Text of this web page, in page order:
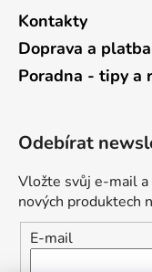
Kontakty
Doprava a platba
Poradna - tipy a
Odebírat
Vložte svůj e-mail
nových produktech
E-mail